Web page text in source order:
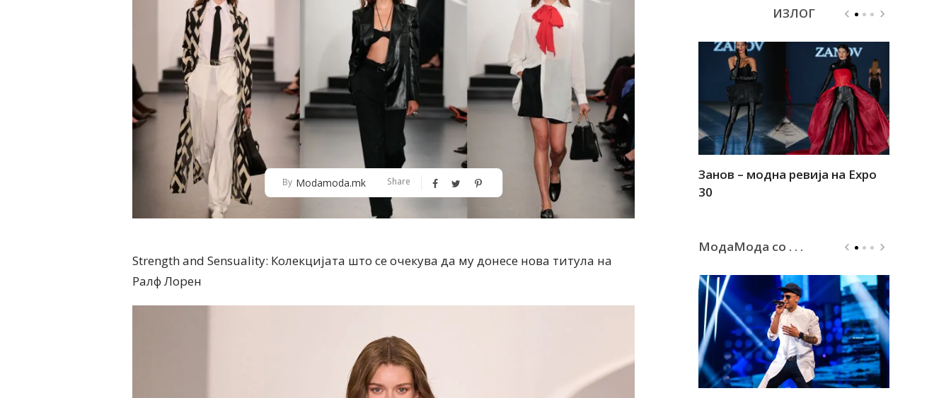
By Modamoda.mk Share
Strength and Sensuality: Колекцијата што се очекува да му донесе нова титула на
Ралф Лорен
ИЗЛОГ
Алшар – модна ревија на Expo
30
Филигрански обетки
Занов – модна ревија на Expo
30
МодаМода со . . .